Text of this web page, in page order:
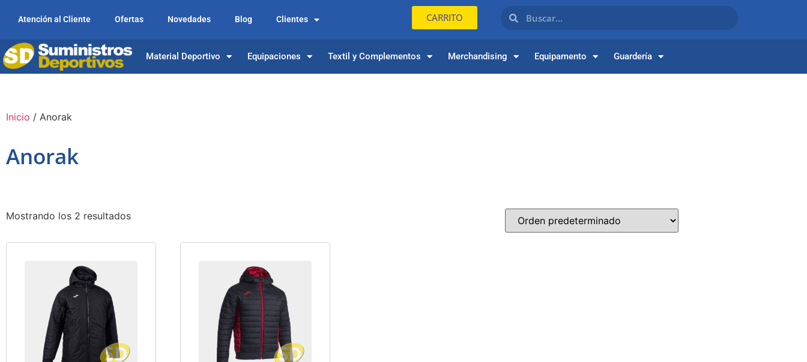
Atención al Cliente Ofertas Novedades Blog Clientes CARRITO
Material Deportivo Equipaciones Textil y Complementos Merchandising Equipamento Guardería
Inicio / Anorak
Anorak
Mostrando los 2 resultados